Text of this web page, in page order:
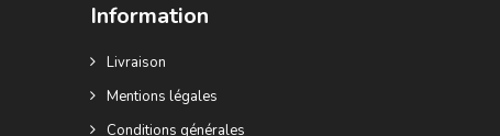
Information
Livraison
Mentions légales
Conditions générales